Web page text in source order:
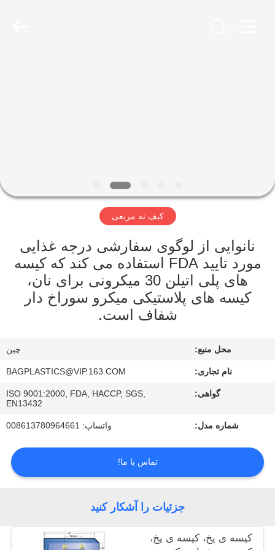
ما
کارخانه
کنترل
کیفیت
درخواست
نقل
نقشه
کیف ته مربعی
نانوایی از لوگوی سفارشی درجه غذایی
مورد تایید FDA استفاده می کند که کیسه
های پلی اتیلن 30 میکرونی برای نان،
کیسه های پلاستیکی میکرو سوراخ دار
شفاف است.
محل منبع: چین
نام تجاری: BAGPLASTICS@VIP.163.COM
گواهی:
ISO 9001:2000, FDA, HACCP, SGS,
EN13432
شماره مدل: واتساپ: 008613780964661
تماس با ما!
جزئیات را آشکار کنید
کیسه ی یخ، کیسه ی یخ،